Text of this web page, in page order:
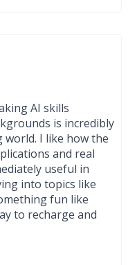
AI skills
is incredibly
world. I like how the
and real
useful in
into topics like
fun like
to recharge and